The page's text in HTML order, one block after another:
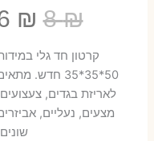
8₪
8 ₪.
₪
קרטון חד גלי
50*35*35 חדש.
לאריזת בגדים,
מצעים, נעליים,